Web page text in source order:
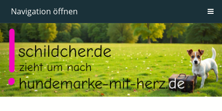
Navigation öffnen